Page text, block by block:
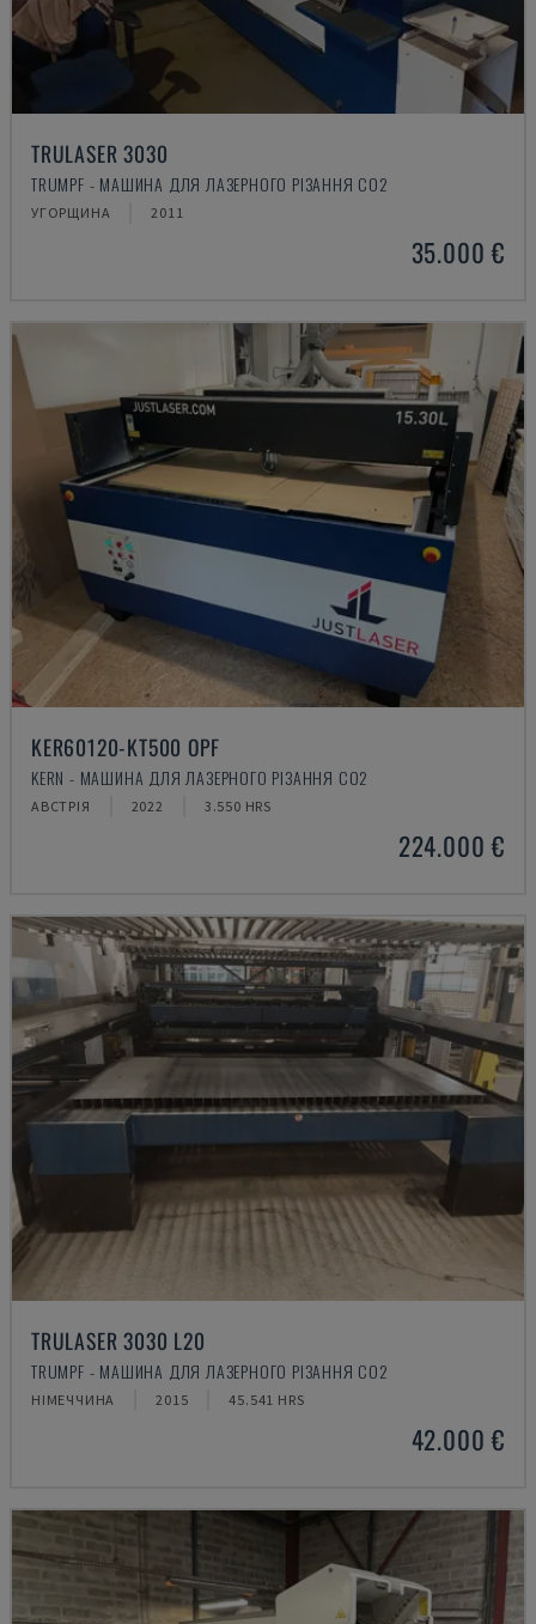
TRULASER 3030
TRUMPF - МАШИНА ДЛЯ ЛАЗЕРНОГО РІЗАННЯ CO2
УГОРЩИНА 2011
35.000 €
KER60120-KT500 OPF
KERN - МАШИНА ДЛЯ ЛАЗЕРНОГО РІЗАННЯ CO2
АВСТРІЯ 2022 3.550 HRS
224.000 €
TRULASER 3030 L20
TRUMPF - МАШИНА ДЛЯ ЛАЗЕРНОГО РІЗАННЯ CO2
НІМЕЧЧИНА 2015 45.541 HRS
42.000 €